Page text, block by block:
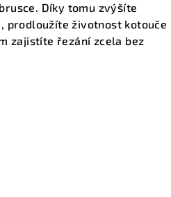
Díky tomu zvýšíte
prodloužíte životnost kotouče
zajistíte řezání zcela bez